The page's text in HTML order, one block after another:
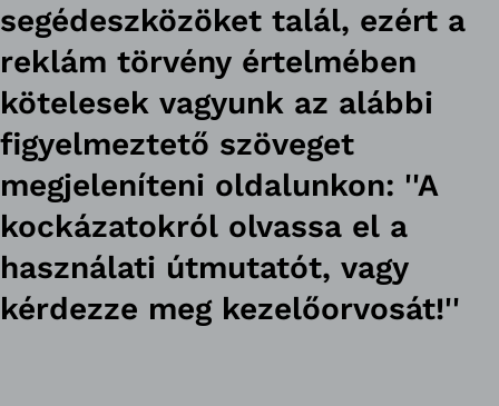
segédeszközöket talál, ezért a
reklám törvény értelmében
kötelesek vagyunk az alábbi
figyelmeztető szöveget
megjeleníteni oldalunkon: ''A
kockázatokról olvassa el a
használati útmutatót, vagy
kérdezze meg kezelőorvosát!''